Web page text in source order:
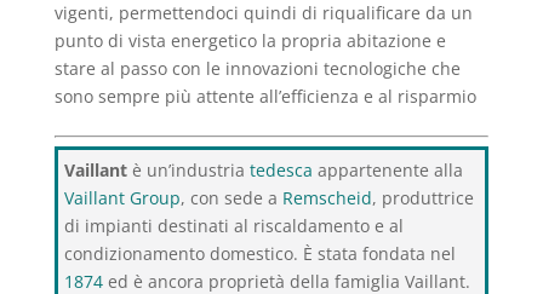
vigenti, permettendoci quindi di riqualificare da un
punto di vista energetico la propria abitazione e
stare al passo con le innovazioni tecnologiche che
sono sempre più attente all’efficienza e al risparmio
Vaillantè un’industria tedesca appartenente alla
Vaillant Group, con sede a Remscheid, produttrice
di impianti destinati al riscaldamento e al
condizionamento domestico. È stata fondata nel
1874ed è ancora proprietà della famiglia Vaillant.